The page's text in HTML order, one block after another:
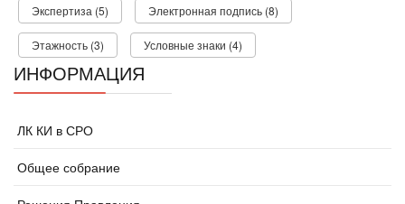
Экспертиза (5) Электронная подпись (8)
Этажность (3) Условные знаки (4)
ИНФОРМАЦИЯ
ЛК КИ в СРО
Общее собрание